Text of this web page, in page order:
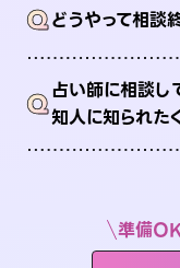
Qどうやって相談
Q占い師に相談し
知人に知られた
準備